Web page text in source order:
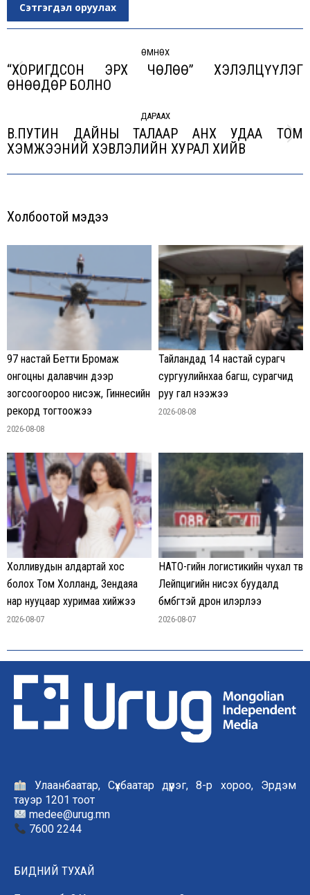
Сэтгэгдэл оруулах
ӨМНӨХ
Previous
“ХОРИГДСОН ЭРХ ЧӨЛӨӨ” ХЭЛЭЛЦҮҮЛЭГ
ӨНӨӨДӨР БОЛНО
ДАРААХ
Next
В.ПУТИН ДАЙНЫ ТАЛААР АНХ УДАА ТОМ
ХЭМЖЭЭНИЙ ХЭВЛЭЛИЙН ХУРАЛ ХИЙВ
Холбоотой мэдээ
97 настай Бетти Бромаж
онгоцны далавчин дээр
зогсоогоороо нисэж, Гиннесийн
рекорд тогтоожээ
2026-08-08
Тайландад 14 настай сурагч
сургуулийнхаа багш, сурагчид
руу гал нээжээ
2026-08-08
Холливудын алдартай хос
болох Том Холланд, Зендаяа
нар нууцаар хуримаа хийжээ
2026-08-07
НАТО-гийн логистикийн чухал төв
Лейпцигийн нисэх буудалд
бөмбөгтэй дрон илэрлээ
2026-08-07
Улаанбаатар, Сүхбаатар дүүрэг, 8-р хороо, Эрдэм
тауэр 1201 тоот
medee@urug.mn
7600 2244
БИДНИЙ ТУХАЙ